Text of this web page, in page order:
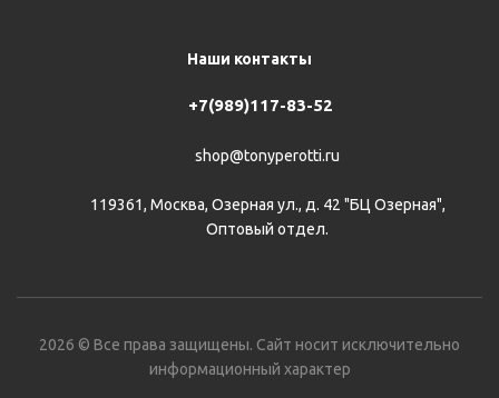
Наши контакты
+7(989)117-83-52
shop@tonyperotti.ru
119361, Москва, Озерная ул., д. 42 "БЦ Озерная",
Оптовый отдел.
2026 © Все права защищены. Сайт носит исключительно
информационный характер